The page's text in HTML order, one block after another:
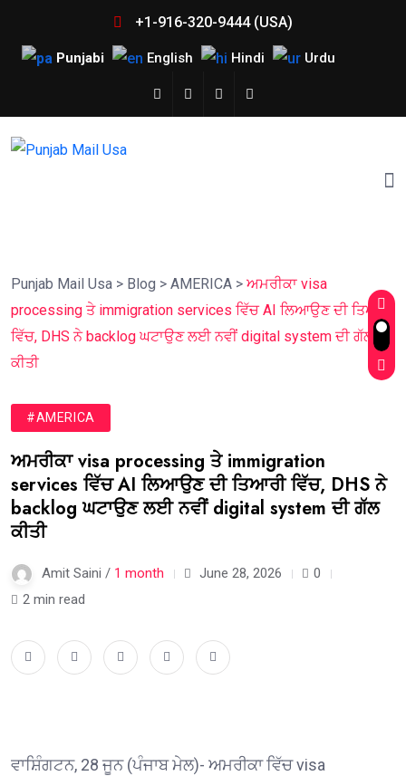
+1-916-320-9444 (USA)
Punjabi English Hindi Urdu
Punjab Mail Usa > Blog > AMERICA > ਅਮਰੀਕਾ visa
processing ਤੇ immigration services ਵਿੱਚ AI ਲਿਆਉਣ ਦੀ ਤਿਆਰੀ
ਵਿੱਚ, DHS ਨੇ backlog ਘਟਾਉਣ ਲਈ ਨਵੀਂ digital system ਦੀ ਗੱਲ
ਕੀਤੀ
#AMERICA
ਅਮਰੀਕਾ visa processing ਤੇ immigration
services ਵਿੱਚ AI ਲਿਆਉਣ ਦੀ ਤਿਆਰੀ ਵਿੱਚ, DHS ਨੇ
backlog ਘਟਾਉਣ ਲਈ ਨਵੀਂ digital system ਦੀ ਗੱਲ
ਕੀਤੀ
Amit Saini / 1 month June 28, 2026
0
2 min read
ਵਾਸ਼ਿੰਗਟਨ, 28 ਜੂਨ (ਪੰਜਾਬ ਮੇਲ)- ਅਮਰੀਕਾ ਵਿੱਚ visa